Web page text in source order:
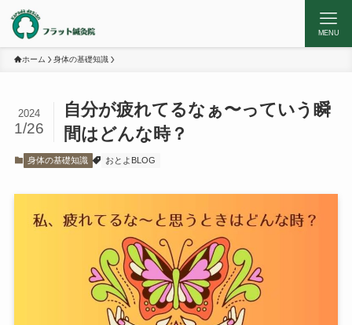
MENU
ホーム 身体の基礎知識
自分が疲れてるなぁ〜っていう瞬
間はどんな時？
2024
1/26
身体の基礎知識 おとよBLOG